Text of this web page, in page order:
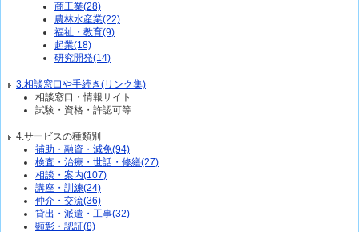
商工業(28)
農林水産業(22)
福祉・教育(9)
起業(18)
研究開発(14)
3.相談窓口や手続き(リンク集)
相談窓口・情報サイト
試験・資格・許認可等
4.サービスの種類別
補助・融資・減免(94)
検査・治療・世話・修繕(27)
相談・案内(107)
講座・訓練(24)
仲介・交流(36)
貸出・派遣・工事(32)
顕彰・認証(8)